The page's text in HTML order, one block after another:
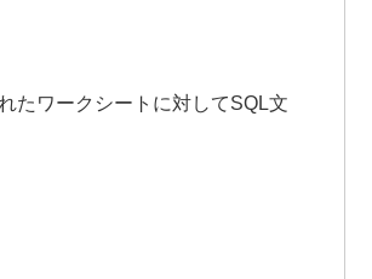
たワークシートに対してSQL文